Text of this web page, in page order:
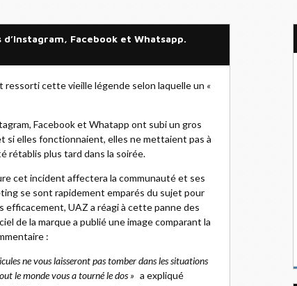
Facebook et Whatsapp.
ressorti cette vieille légende selon laquelle un «
Facebook et Whatapp ont subi un gros
si elles fonctionnaient, elles ne mettaient pas à
rétablis plus tard dans la soirée.
cet incident affectera la communauté et ses
se sont rapidement emparés du sujet pour
efficacement, UAZ a réagi à cette panne des
de la marque a publié une image comparant la
:
ne vous laisseront pas tomber dans les situations
le monde vous a tourné le dos » a expliqué